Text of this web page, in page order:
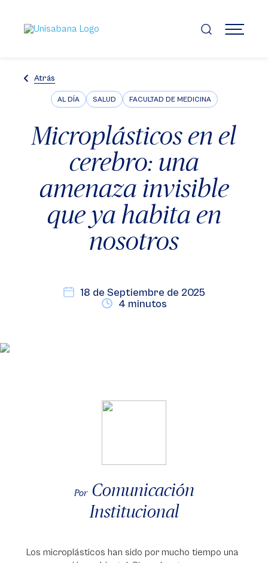
contenido
principal
MENÚ
Atrás
AL DÍA SALUD FACULTAD DE MEDICINA
Microplásticos en el
cerebro: una
amenaza invisible
que ya habita en
nosotros
18 de Septiembre de 2025
4 minutos
Por Comunicación
Institucional
Los microplásticos han sido por mucho tiempo una